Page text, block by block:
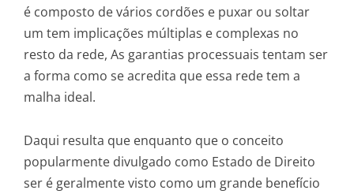
é composto de vários cordões e puxar ou soltar
um tem implicações múltiplas e complexas no
resto da rede, As garantias processuais tentam ser
a forma como se acredita que essa rede tem a
malha ideal.
Daqui resulta que enquanto que o conceito
popularmente divulgado como Estado de Direito
ser é geralmente visto como um grande benefício